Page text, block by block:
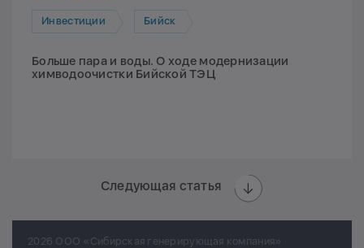
Инвестиции Бийск
Больше пара и воды. О ходе модернизации
химводоочистки Бийской ТЭЦ
Следующая статья
2026 ООО «Сибирская генерирующая компания»